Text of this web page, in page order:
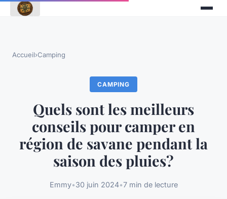
Accueil›Camping
CAMPING
Quels sont les meilleurs
conseils pour camper en
région de savane pendant la
saison des pluies?
Emmy•30 juin 2024•7 min de lecture